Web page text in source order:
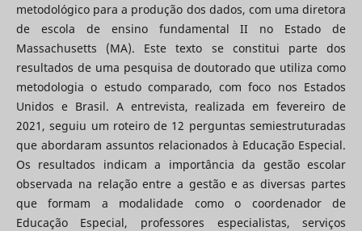
metodológico para a produção dos dados, com uma diretora
de escola de ensino fundamental II no Estado de
Massachusetts (MA). Este texto se constitui parte dos
resultados de uma pesquisa de doutorado que utiliza como
metodologia o estudo comparado, com foco nos Estados
Unidos e Brasil. A entrevista, realizada em fevereiro de
2021, seguiu um roteiro de 12 perguntas semiestruturadas
que abordaram assuntos relacionados à Educação Especial.
Os resultados indicam a importância da gestão escolar
observada na relação entre a gestão e as diversas partes
que formam a modalidade como o coordenador de
Educação Especial, professores especialistas, serviços